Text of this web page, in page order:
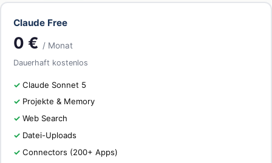
Claude Free
0 € / Monat
Dauerhaft kostenlos
Claude Sonnet 5
Projekte & Memory
Web Search
Datei-Uploads
Connectors (200+ Apps)